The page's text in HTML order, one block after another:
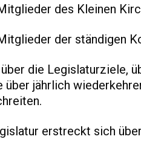
des Kleinen
der ständigen
die Legislaturziele,
jährlich
erstreckt sich